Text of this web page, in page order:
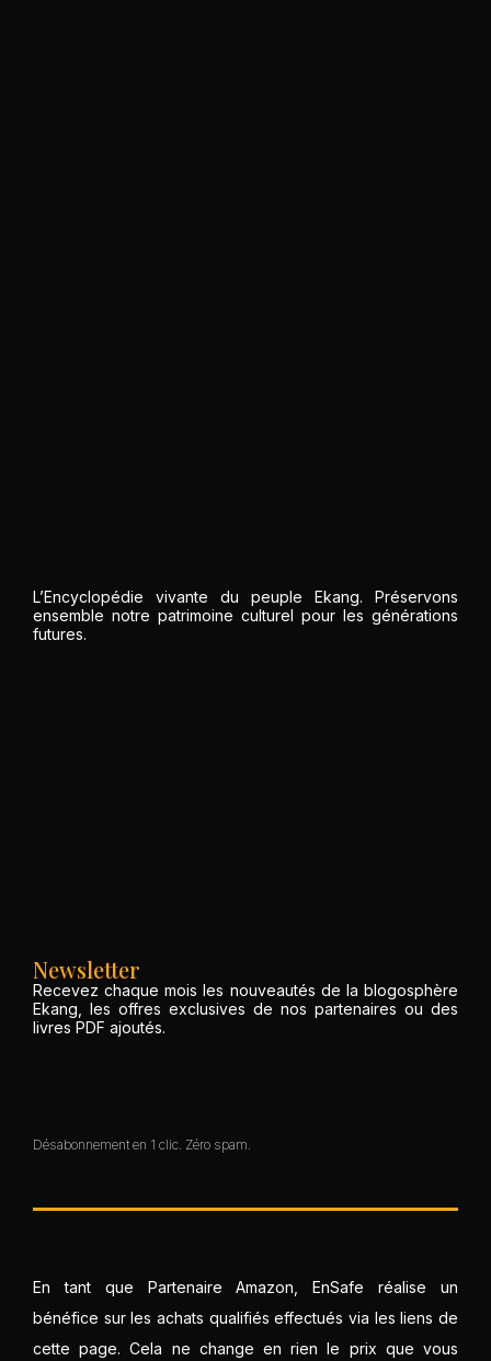
L’Encyclopédie vivante du peuple Ekang. Préservons
ensemble notre patrimoine culturel pour les générations
futures.
Newsletter
Recevez chaque mois les nouveautés de la blogosphère
Ekang, les offres exclusives de nos partenaires ou des
livres PDF ajoutés.
Désabonnement en 1 clic. Zéro spam.
En tant que Partenaire Amazon, EnSafe réalise un
bénéfice sur les achats qualifiés effectués via les liens de
cette page. Cela ne change en rien le prix que vous